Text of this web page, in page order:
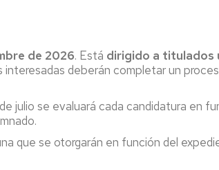
de 2026. Está dirigido a titulados
interesadas deberán completar un
julio se evaluará cada candidatura en
que se otorgarán en función del